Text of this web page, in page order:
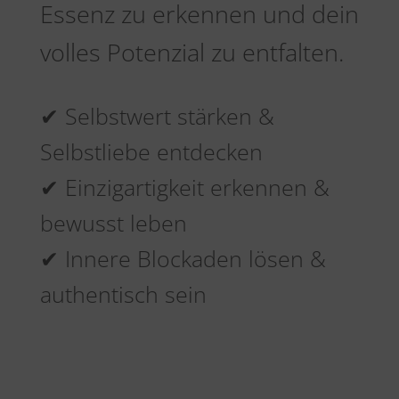
Essenz zu erkennen und dein
volles Potenzial zu entfalten.
✔ Selbstwert stärken &
Selbstliebe entdecken
✔ Einzigartigkeit erkennen &
bewusst leben
✔ Innere Blockaden lösen &
authentisch sein